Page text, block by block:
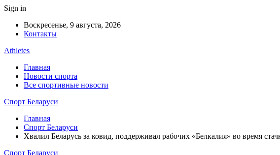
Sign in
Воскресенье, 9 августа, 2026
Контакты
Athletes
Главная
Новости спорта
Все спортивные новости
Спорт Беларуси
Главная
Спорт Беларуси
Хвалил Беларусь за ковид, поддерживал рабочих «Белкалия» во время
Спорт Беларуси